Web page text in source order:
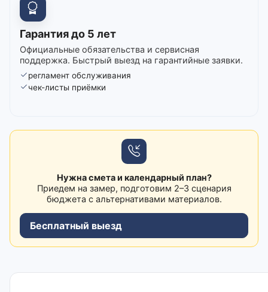
Гарантия до 5 лет
Официальные обязательства и сервисная
поддержка. Быстрый выезд на гарантийные заявки.
регламент обслуживания
чек-листы приёмки
Нужна смета и календарный план?
Приедем на замер, подготовим 2–3 сценария
бюджета с альтернативами материалов.
Бесплатный выезд